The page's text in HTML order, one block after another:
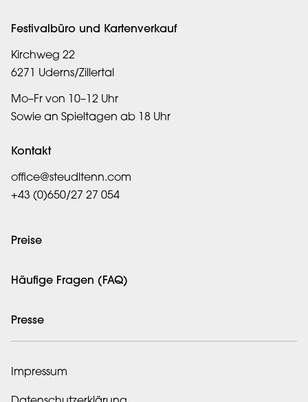
Festivalbüro und Kartenverkauf
Kirchweg 22
6271 Uderns/Zillertal
Mo–Fr von 10–12 Uhr
Sowie an Spieltagen ab 18 Uhr
Kontakt
office@steudltenn.com
+43 (0)650/27 27 054
Preise
Häufige Fragen (FAQ)
Presse
Impressum